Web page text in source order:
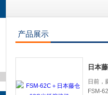
产品展示
日本
日前，
FSM-